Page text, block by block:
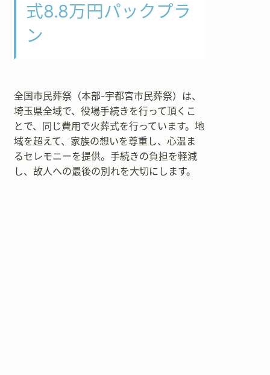
式8.8万円パックプラ
ン
全国市民葬祭（本部-宇都宮市民葬祭）は、
埼玉県全域で、役場手続きを行って頂くこ
とで、同じ費用で火葬式を行っています。地
域を超えて、家族の想いを尊重し、心温ま
るセレモニーを提供。手続きの負担を軽減
し、故人への最後の別れを大切にします。